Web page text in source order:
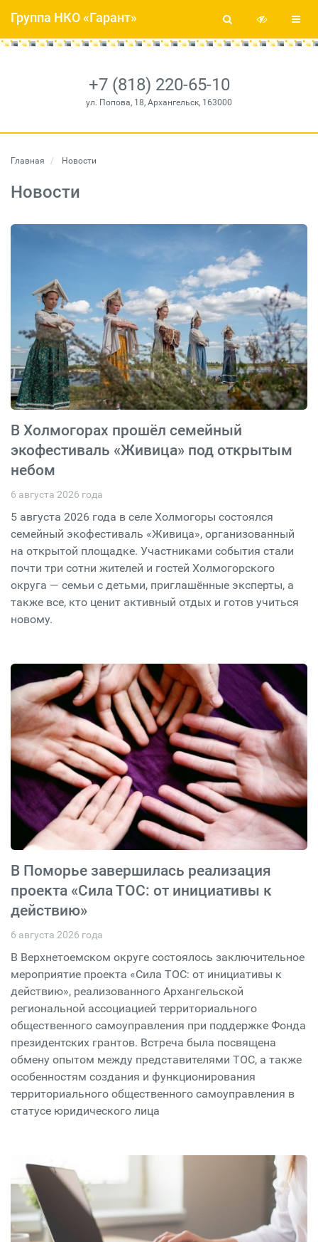
+7 (818) 220-65-10
ул. Попова, 18, Архангельск, 163000
Группа НКО «Гарант»
Главная Новости
Новости
В Холмогорах прошёл семейный
экофестиваль «Живица» под открытым
небом
6 августа 2026 года
5 августа 2026 года в селе Холмогоры состоялся
семейный экофестиваль «Живица», организованный
на открытой площадке. Участниками события стали
почти три сотни жителей и гостей Холмогорского
округа — семьи с детьми, приглашённые эксперты, а
также все, кто ценит активный отдых и готов учиться
новому.
В Поморье завершилась реализация
проекта «Сила ТОС: от инициативы к
действию»
6 августа 2026 года
В Верхнетоемском округе состоялось заключительное
мероприятие проекта «Сила ТОС: от инициативы к
действию», реализованного Архангельской
региональной ассоциацией территориального
общественного самоуправления при поддержке Фонда
президентских грантов. Встреча была посвящена
обмену опытом между представителями ТОС, а также
особенностям создания и функционирования
территориального общественного самоуправления в
статусе юридического лица